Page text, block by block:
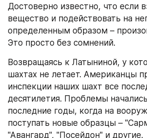
Достоверно известно, что если
вещество и подействовать на
определенным образом –
Это просто без сомнений.
Возвращаясь к Латыниной, у
шахтах не летает. Американцы
инспекции наших шахт все
десятилетия. Проблемы
последние годы, когда на
поступать новые образцы –
"Авангард", "Посейдон" и другие.